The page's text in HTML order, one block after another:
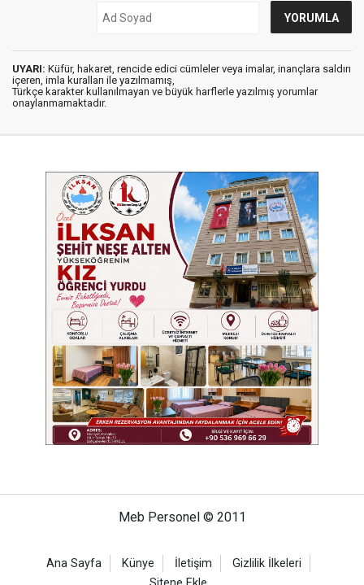
UYARI: Küfür, hakaret, rencide edici cümleler veya imalar, inançlara saldırı
içeren, imla kuralları ile yazılmamış,
Türkçe karakter kullanılmayan ve büyük harflerle yazılmış yorumlar
onaylanmamaktadır.
Meb Personel © 2011
Ana Sayfa Künye İletişim
Gizlilik İlkeleri